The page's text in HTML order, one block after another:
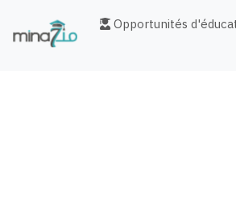
Opportunités